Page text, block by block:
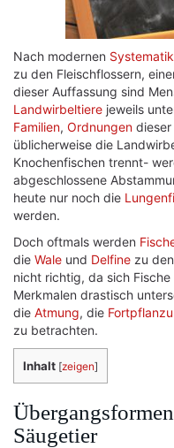
Nach modernen Systematik
zu den Fleischflossern,
dieser Auffassung sind
Landwirbeltiere jeweils
Familien, Ordnungen dieser
üblicherweise die
Knochenfischen trennt-
abgeschlossene
heute nur noch die
werden.
Doch oftmals werden
die Wale und Delfine zu
nicht richtig, da sich
Merkmalen drastisch
die Atmung, die
zu betrachten.
Inhalt [zeigen]
Säugetier